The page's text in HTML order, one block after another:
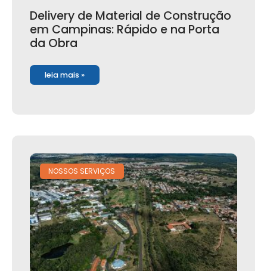
Delivery de Material de Construção
em Campinas: Rápido e na Porta
da Obra
leia mais »
NOSSOS SERVIÇOS